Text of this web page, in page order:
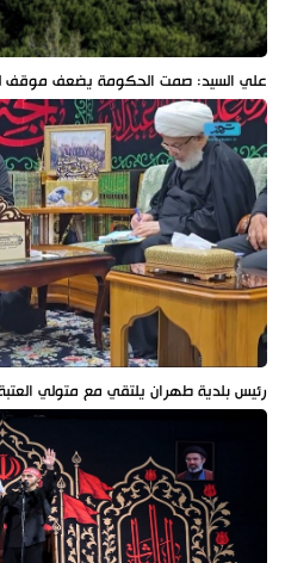
علي السيد: صمت الحكومة يضعف موقف
رئيس بلدية طهران يلتقي مع متولي